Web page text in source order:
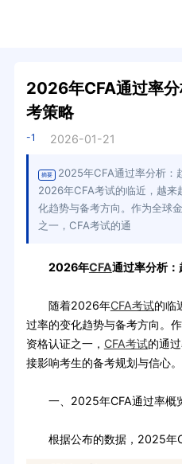
2026年CFA通过率
考策略
-1 2026-01-21
摘要
2025年CFA通过率分析：
2026年CFA考试的临近，越来
化趋势与备考方向。作为全球
之一，CFA考试的通
2026年CFA通过率分析
随着2026年CFA考试的临
过率的变化趋势与备考方向。
资格认证之一， CFA考试的通
接影响考生的备考规划与信心。
一、2025年CFA通过率概
根据公布的数据，2025年